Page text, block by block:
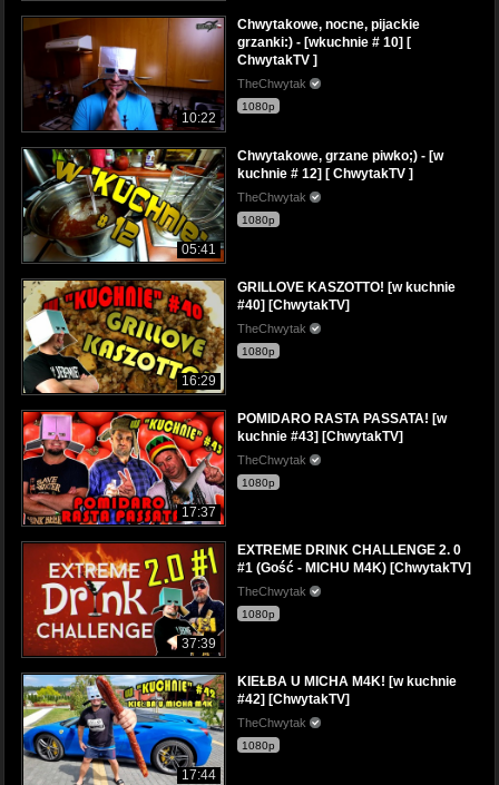
10:22
Chwytakowe, nocne, pijackie
grzanki:) - [wkuchnie # 10] [
ChwytakTV ]
TheChwytak
1080p
05:41
Chwytakowe, grzane piwko;) - [w
kuchnie # 12] [ ChwytakTV ]
TheChwytak
1080p
16:29
GRILLOVE KASZOTTO! [w kuchnie
#40] [ChwytakTV]
TheChwytak
1080p
17:37
POMIDARO RASTA PASSATA! [w
kuchnie #43] [ChwytakTV]
TheChwytak
1080p
37:39
EXTREME DRINK CHALLENGE 2. 0
#1 (Gość - MICHU M4K) [ChwytakTV]
TheChwytak
1080p
17:44
KIEŁBA U MICHA M4K! [w kuchnie
#42] [ChwytakTV]
TheChwytak
1080p